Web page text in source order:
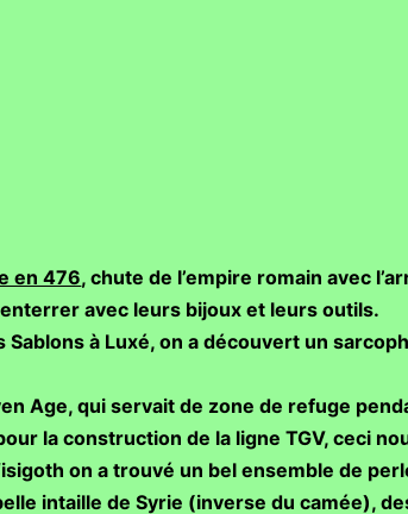
en 476, chute de l’empire romain avec
avec leurs bijoux et leurs outils.
Sablons à Luxé, on a découvert un
Age, qui servait de zone de refuge
la construction de la ligne TGV, ceci
on a trouvé un bel ensemble de
intaille de Syrie (inverse du camée),